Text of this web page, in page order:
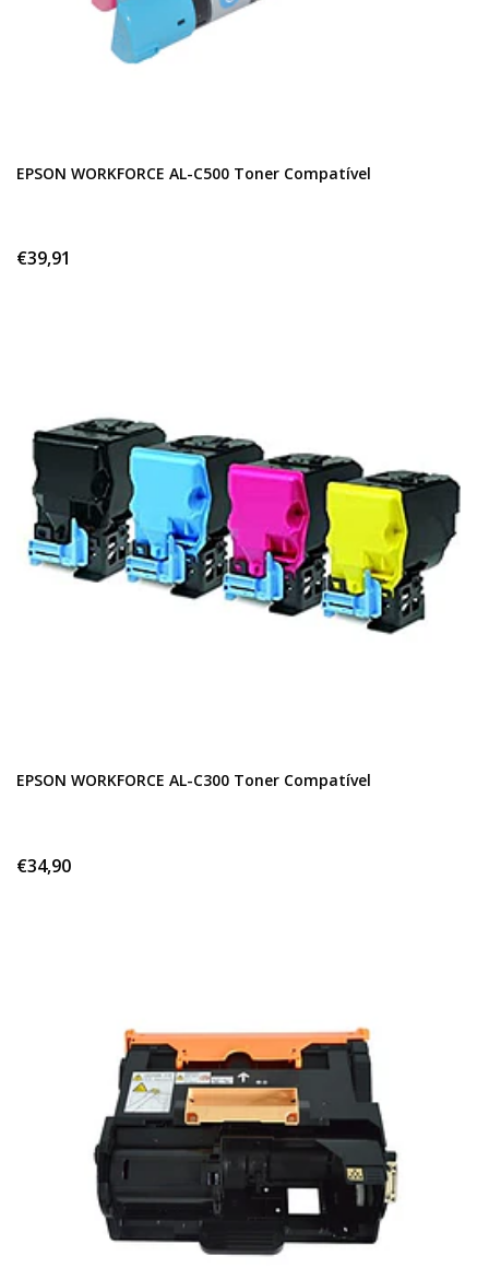
EPSON WORKFORCE AL-C500 Toner Compatível
€39,91
EPSON WORKFORCE AL-C300 Toner Compatível
€34,90